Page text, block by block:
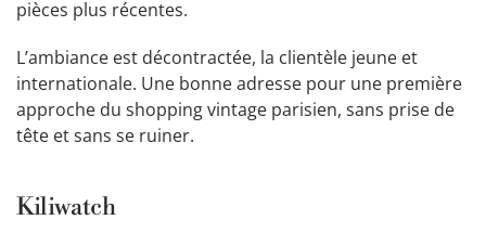
pièces plus récentes.
L’ambiance est décontractée, la clientèle jeune et
internationale. Une bonne adresse pour une première
approche du shopping vintage parisien, sans prise de
tête et sans se ruiner.
Kiliwatch